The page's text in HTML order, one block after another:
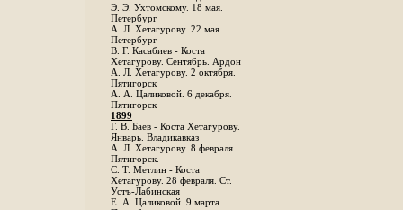
Э. Э. Ухтомскому. 18 мая.
Петербург
A. Л. Хетагурову. 22 мая.
Петербург
B. Г. Касабиев - Коста
Хетагурову. Сентябрь. Ардон
А. Л. Хетагурову. 2 октября.
Пятигорск
А. А. Цаликовой. 6 декабря.
Пятигорск
1899
Г. В. Баев - Коста Хетагурову.
Январь. Владикавказ
А. Л. Хетагурову. 8 февраля.
Пятигорск.
С. Т. Метлин - Коста
Хетагурову. 28 февраля. Ст.
Устъ-Лабинская
Е. А. Цаликовой. 9 марта.